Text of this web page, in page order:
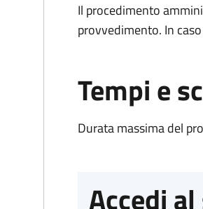
Il procedimento
provvedimento. In
Tempi e
Durata massima del
Accedi